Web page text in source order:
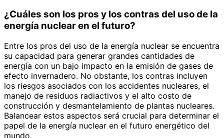
¿Cuáles son los pros y los contras del uso de la
energía nuclear en el futuro?
Entre los pros del uso de la energía nuclear se encuentra
su capacidad para generar grandes cantidades de
energía con un bajo impacto en la emisión de gases de
efecto invernadero. No obstante, los contras incluyen
los riesgos asociados con los accidentes nucleares, el
manejo de residuos radiactivos y el alto costo de
construcción y desmantelamiento de plantas nucleares.
Balancear estos aspectos será crucial para determinar el
papel de la energía nuclear en el futuro energético del
mundo.